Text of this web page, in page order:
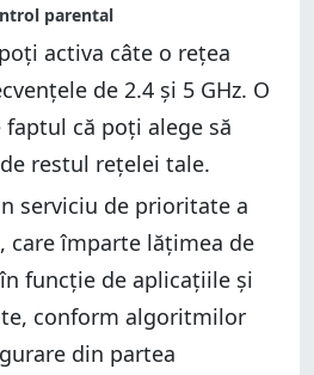
parental
activa câte o rețea
de 2.4 și 5 GHz. O
că poți alege să
restul rețelei tale.
serviciu de prioritate a
care împarte lățimea de
funcție de aplicațiile și
conform algoritmilor
din partea